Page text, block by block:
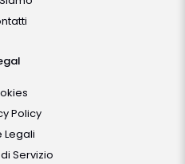
Policy
Legali
Servizio